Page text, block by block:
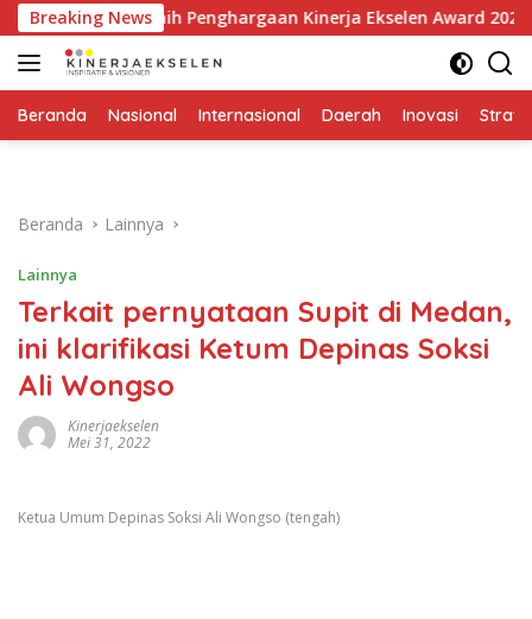
Langsung
ke
konten
Breaking News
Penghargaan Kinerja Ekselen Award 2026
Beranda Nasional Internasional Daerah Inovasi
Beranda Lainnya
Lainnya
Terkait pernyataan Supit di Medan,
ini klarifikasi Ketum Depinas Soksi
Ali Wongso
Kinerjaekselen
Mei 31, 2022
Ketua Umum Depinas Soksi Ali Wongso (tengah)